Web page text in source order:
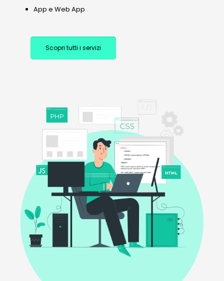
App e Web App
Scopri tutti i servizi